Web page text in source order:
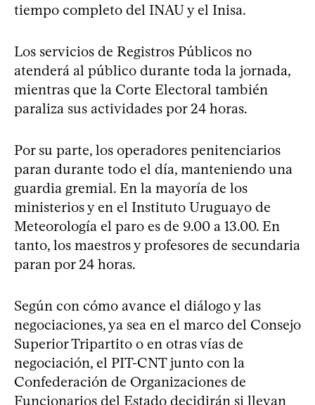
tiempo completo del INAU y el Inisa.
Los servicios de Registros Públicos no
atenderá al público durante toda la jornada,
mientras que la Corte Electoral también
paraliza sus actividades por 24 horas.
Por su parte, los operadores penitenciarios
paran durante todo el día, manteniendo una
guardia gremial. En la mayoría de los
ministerios y en el Instituto Uruguayo de
Meteorología el paro es de 9.00 a 13.00. En
tanto, los maestros y profesores de secundaria
paran por 24 horas.
Según con cómo avance el diálogo y las
negociaciones, ya sea en el marco del Consejo
Superior Tripartito o en otras vías de
negociación, el PIT-CNT junto con la
Confederación de Organizaciones de
Funcionarios del Estado decidirán si llevan